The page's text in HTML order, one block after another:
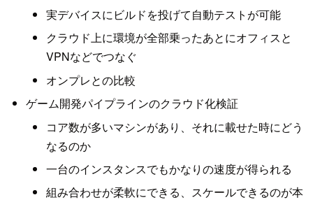
実デバイスにビルドを投げて自動テストが可能
クラウド上に環境が全部乗ったあとにオフィスと
VPNなどでつなぐ
オンプレとの比較
ゲーム開発パイプラインのクラウド化検証
コア数が多いマシンがあり、それに載せた時にどう
なるのか
一台のインスタンスでもかなりの速度が得られる
組み合わせが柔軟にできる、スケールできるのが本